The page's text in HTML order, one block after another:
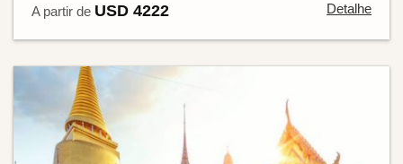
A partir de USD 4222 Detalhe